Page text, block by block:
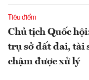
Tiêu điểm
Chủ tịch Quốc
trụ sở đất đai, tài
chậm được xử lý